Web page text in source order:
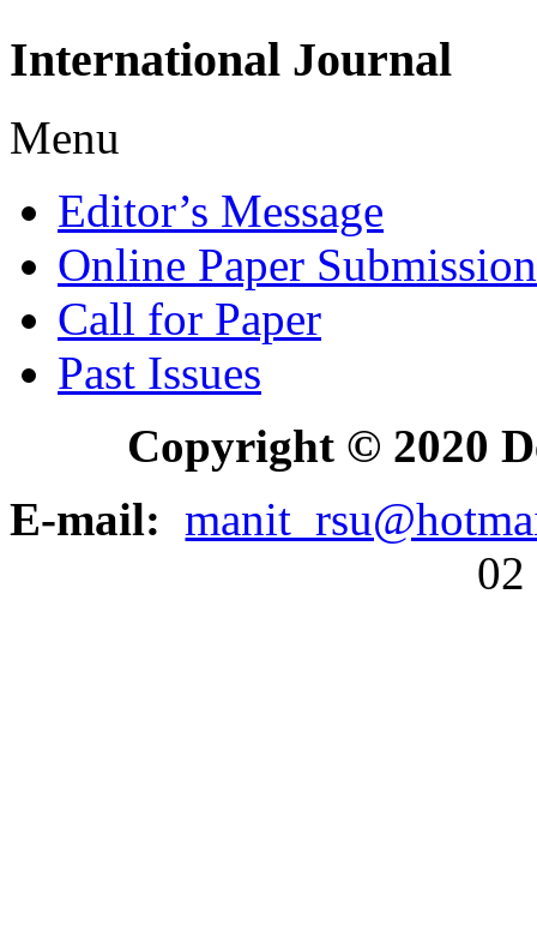
International Journal
Menu
Editor’s Message
Online Paper Submission
Call for Paper
Past Issues
Copyright © 2020
E-mail:
02